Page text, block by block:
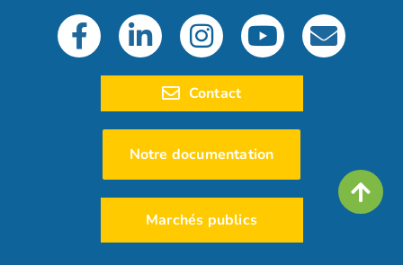
Contact
Notre documentation
Marchés publics